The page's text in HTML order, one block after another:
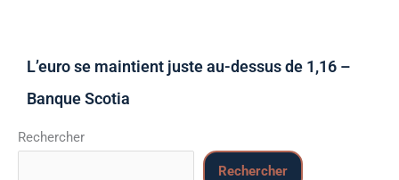
L’euro se maintient juste au-dessus de 1,16 –
Banque Scotia
Rechercher
Rechercher